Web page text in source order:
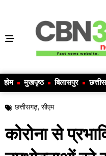
होम मुखपृष्ठ बिलासपुर
छत्तीसगढ़, सीएम
कोरोना से